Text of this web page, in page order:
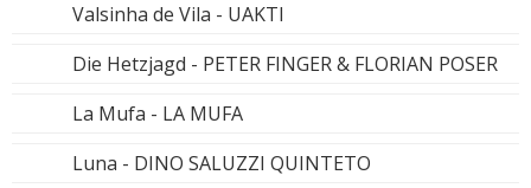
Valsinha de Vila - UAKTI
Die Hetzjagd - PETER FINGER & FLORIAN POSER
La Mufa - LA MUFA
Luna - DINO SALUZZI QUINTETO